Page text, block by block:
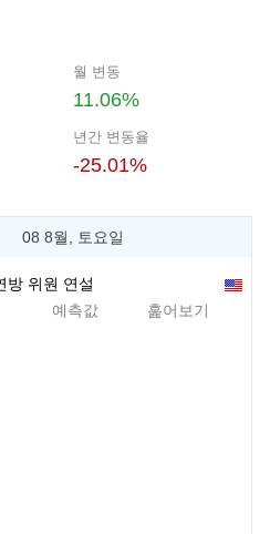
월 변동
11.06%
년간 변동율
-25.01%
08 8월, 토요일
방 위원 연설
예측값 훑어보기